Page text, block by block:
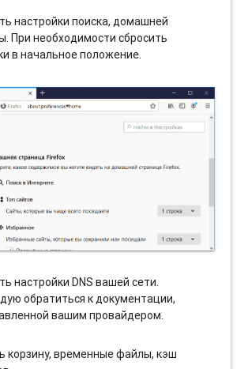
настройки поиска, домашней
При необходимости сбросить
в начальное положение.
настройки DNS вашей сети.
обратиться к документации,
вашим провайдером.
корзину, временные файлы, кэш